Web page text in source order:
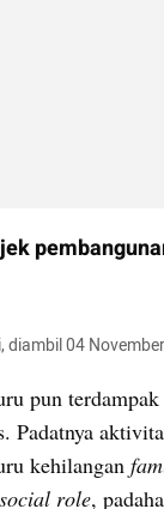
diambil 04
pun terdampak
Padatnya
kehilangan
role,